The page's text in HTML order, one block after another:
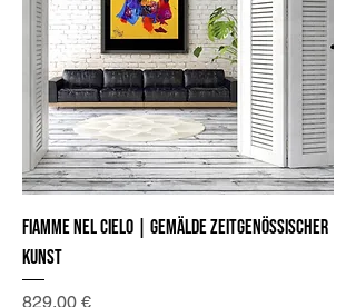
Fiamme nel cielo | Gemälde zeitgenössischer
Kunst
Preis
829,00 €